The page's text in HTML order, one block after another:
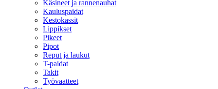
Käsineet ja rannenauhat
Kauluspaidat
Kestokassit
Lippikset
Pikeet
Pipot
Reput ja laukut
T-paidat
Takit
Työvaatteet